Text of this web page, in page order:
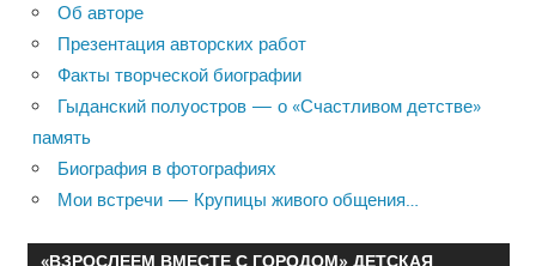
Об авторе
Презентация авторских работ
Факты творческой биографии
Гыданский полуостров — о «Счастливом детстве»
память
Биография в фотографиях
Мои встречи — Крупицы живого общения…
«ВЗРОСЛЕЕМ ВМЕСТЕ С ГОРОДОМ» ДЕТСКАЯ